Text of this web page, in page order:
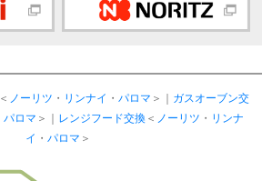
＜ ノーリツ ・ リンナイ ・ パロマ ＞｜ ガスオーブン交
パロマ ＞｜ レンジフード交換 ＜ ノーリツ ・ リンナ
イ ・ パロマ ＞